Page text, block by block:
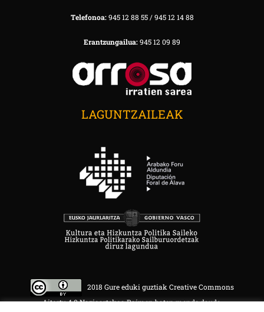
Telefonoa:945 12 88 55 / 945 12 14 88
Erantzungailua:945 12 09 89
LAGUNTZAILEAK
2018 Gure eduki guztiak Creative Commons
Aitortu 4.0 Nazioartekoa Baimen baten mende daude.